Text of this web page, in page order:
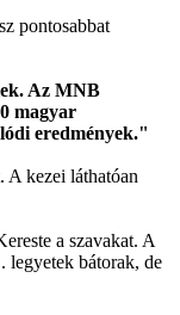
pontosabbat
Az MNB
magyar
eredmények."
A kezei láthatóan
a szavakat. A
legyetek bátorak, de